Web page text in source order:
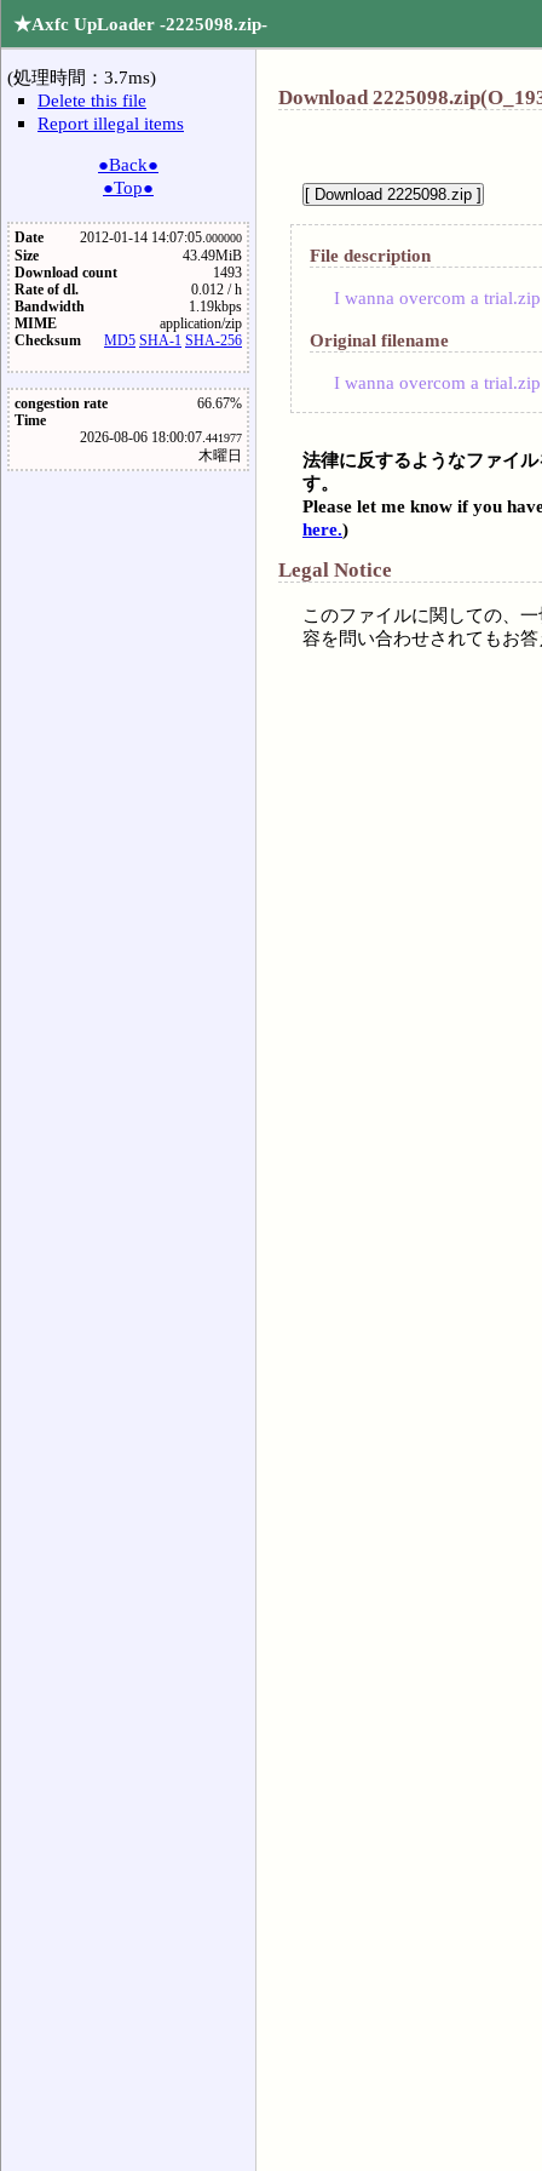
★Axfc UpLoader -2225098.zip-
(処理時間：3.7ms)
Delete this file
Report illegal items
●Back●
●Top●
Date 2012-01-14 14:07:05.000000
Size
43.49MiB
Download count
1493
Rate of dl.
0.012 / h
Bandwidth
1.19kbps
MIME
application/zip
Checksum
MD5 SHA-1 SHA-256
congestion rate
66.67%
Time
2026-08-06 18:00:07.441977
木曜日
Download
File description
I wanna overcom a trial.zip
Original filename
I wanna overcom a trial.zip
法律に反するようなファイ
す。
Please let me know if you
here.)
Legal Notice
このファイルに関しての、
容を問い合わせされてもお